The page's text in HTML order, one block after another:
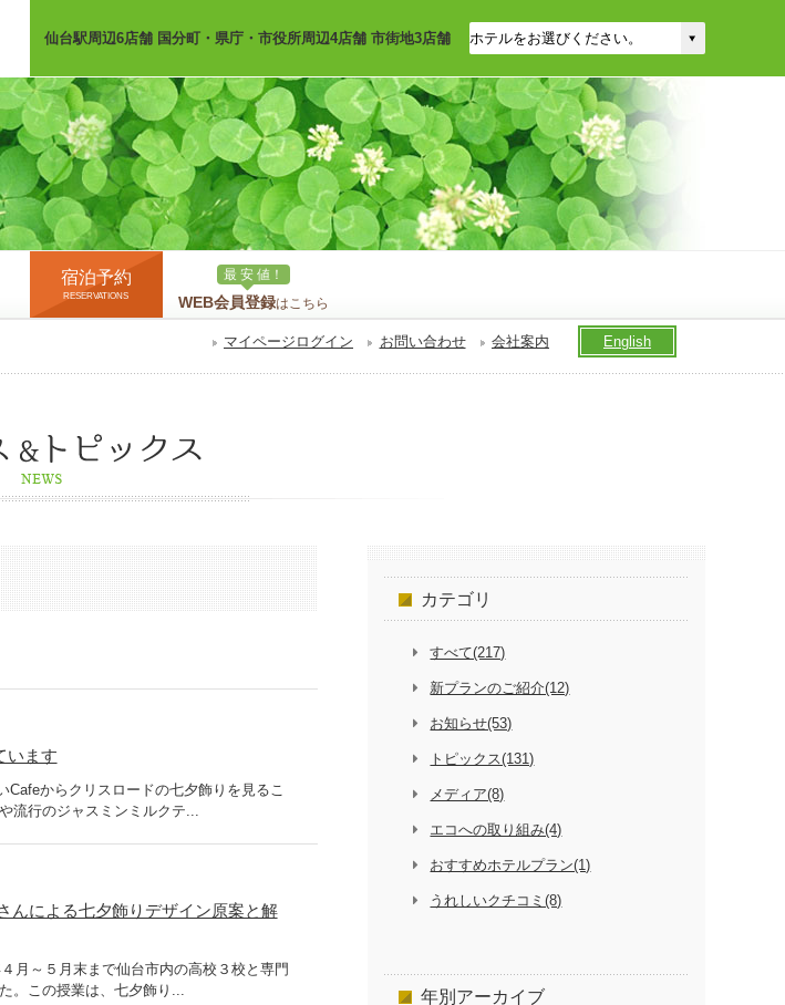
仙台駅周辺6店舗 国分町・県庁・市役所周辺4店舗 市街地3店舗
宿泊予約
RESERVATIONS
最 安 値！
WEB会員登録はこちら
マイページログイン お問い合わせ 会社案内 English
います
からクリスロードの七夕飾りを見るこ
流行のジャスミンミルクテ...
んによる七夕飾りデザイン原案と解
月～５月末まで仙台市内の高校３校と専門
。この授業は、七夕飾り...
カテゴリ
すべて(217)
新プランのご紹介(12)
お知らせ(53)
トピックス(131)
メディア(8)
エコへの取り組み(4)
おすすめホテルプラン(1)
うれしいクチコミ(8)
年別アーカイブ